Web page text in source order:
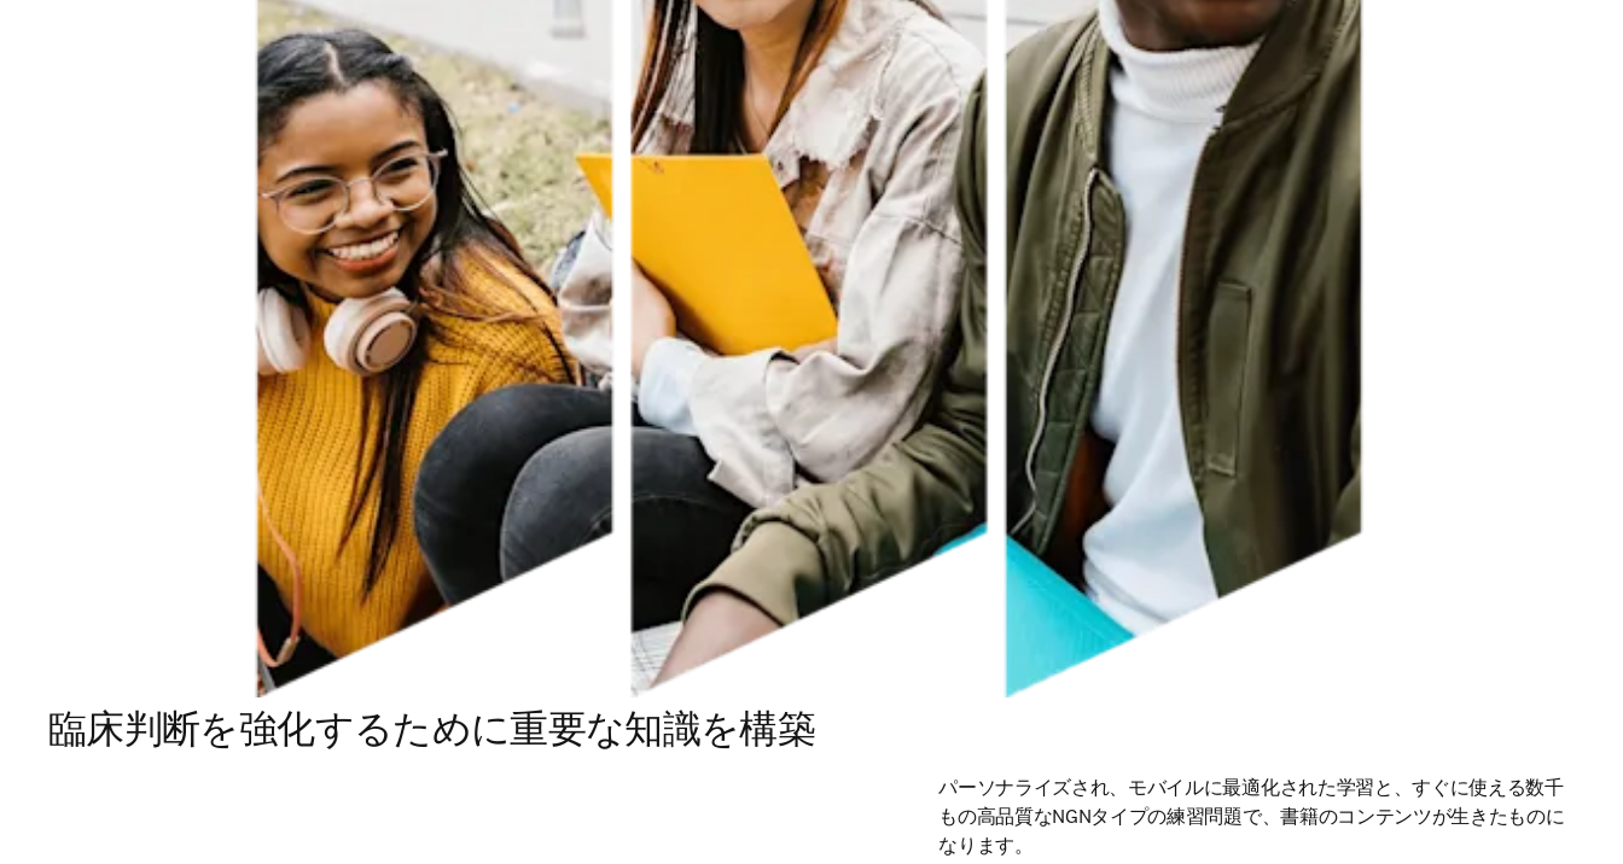
臨床判断を強化するために重要な知識を構築
パーソナライズされ、モバイルに最適化された学習と、すぐに使える数千
もの高品質なNGNタイプの練習問題で、書籍のコンテンツが生きたものに
なります。